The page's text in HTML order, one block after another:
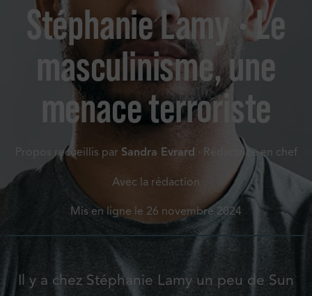
Stéphanie Lamy • Le
masculinisme, une
menace terroriste
Propos recueillis par Sandra Evrard · Rédactrice en chef
Avec la rédaction
Mis en ligne le 26 novembre 2024
Il y a chez Stéphanie Lamy un peu de Sun